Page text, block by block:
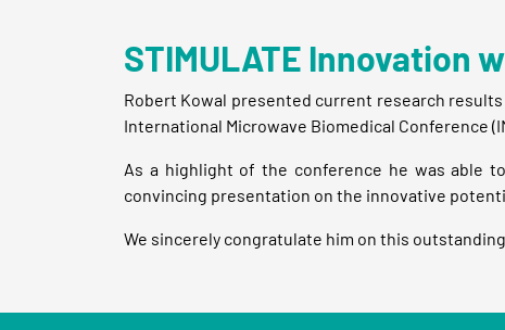
STIMULATE Innovation
Robert Kowal presented current research
International Microwave Biomedical Conference
As a highlight of the conference he was able
convincing presentation on the innovative
We sincerely congratulate him on this outstanding